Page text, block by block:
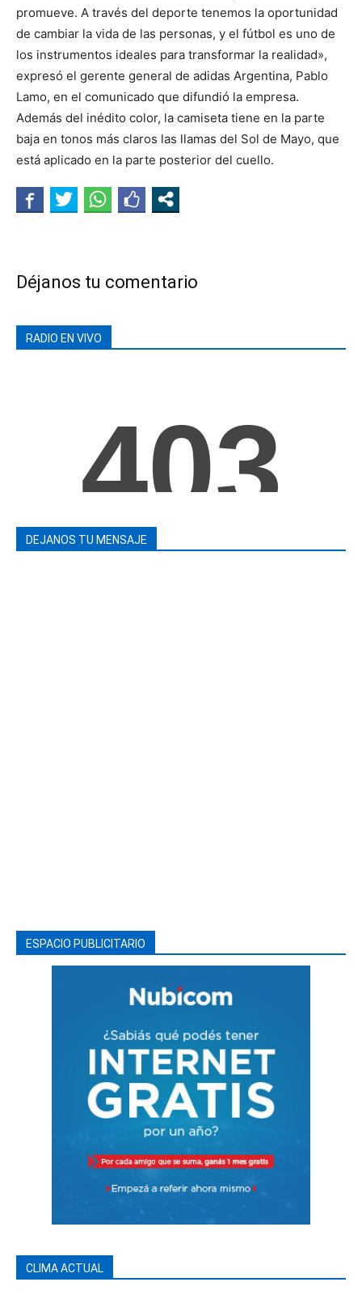
promueve. A través del deporte tenemos la oportunidad
de cambiar la vida de las personas, y el fútbol es uno de
los instrumentos ideales para transformar la realidad»,
expresó el gerente general de adidas Argentina, Pablo
Lamo, en el comunicado que difundió la empresa.
Además del inédito color, la camiseta tiene en la parte
baja en tonos más claros las llamas del Sol de Mayo, que
está aplicado en la parte posterior del cuello.
Déjanos tu comentario
RADIO EN VIVO
DEJANOS TU MENSAJE
ESPACIO PUBLICITARIO
CLIMA ACTUAL